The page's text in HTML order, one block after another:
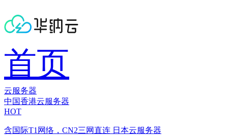
首页
云服务器
中国香港云服务器
HOT
含国际T1网络，CN2三网直连 日本云服务器